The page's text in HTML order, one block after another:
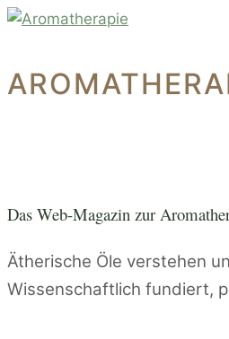
Zum
Das Web-Magazin zur A
Ätherische Öle verstehen
Wissenschaftlich fundiert,